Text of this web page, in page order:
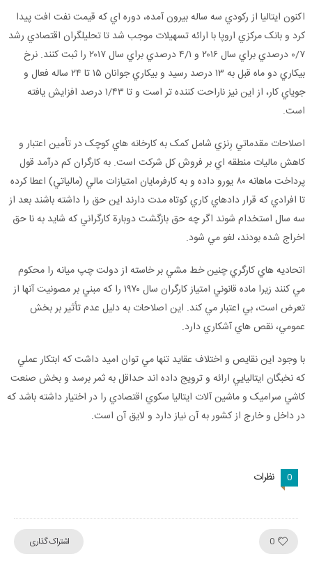
اکنون ايتاليا از رکودي سه ساله بيرون آمده، دوره اي که قيمت نفت افت پيدا
کرد و بانک مرکزي اروپا با ارائه تسهيلات موجب شد تا تحليلگران اقتصادي رشد
۰/۷ درصدي براي سال ۲۰۱۶ و ۴/۱ درصدي براي سال ۲۰۱۷ را ثبت کنند. نرخ
بيکاري دو ماه قبل به ۱۳ درصد رسيد و بيکاري جوانان ۱۵ تا ۲۴ ساله فعال و
جوياي کار، از اين نيز ناراحت کننده تر است و تا ۱/۴۳ درصد افزايش يافته
است.
اصلاحات مقدماتي رِنزي شامل کمک به کارخانه هاي کوچک در تأمين اعتبار و
کاهش ماليات منطقه اي بر فروش کل شرکت است. به کارگران کم درآمد قول
پرداخت ماهانه ۸۰ يورو داده و به کارفرمايان امتيازات مالي (مالياتي) اعطا کرده
تا افرادي که قرار دادهاي کاري کوتاه مدت دارند اين حق را داشته باشند بعد از
سه سال استخدام شوند اگر چه حق بازگشت دوبارة کارگراني که شايد به نا حق
اخراج شده بودند، لغو مي شود.
اتحاديه هاي کارگري چنين خط مشي بر خاسته از دولت چپ ميانه را محکوم
مي کنند زيرا ماده قانوني امتياز کارگران سال ۱۹۷۰ را که مبني بر مصونيت آنها از
تعرض است، بي اعتبار مي کند. اين اصلاحات به دليل عدم تأثير بر بخش
عمومي، نقص هاي آشکاري دارد.
با وجود اين نقايص و اختلاف عقايد تنها مي توان اميد داشت که ابتکار عملي
که نخبگان ايتاليايي ارائه و ترويج داده اند حداقل به ثمر برسد و بخش صنعت
کاشي سراميک و ماشين آلات ايتاليا سکوي اقتصادي را در اختيار داشته باشد که
در داخل و خارج از کشور به آن نياز دارد و لايق آن است.
0 نظرات
0 اشتراک گذاری